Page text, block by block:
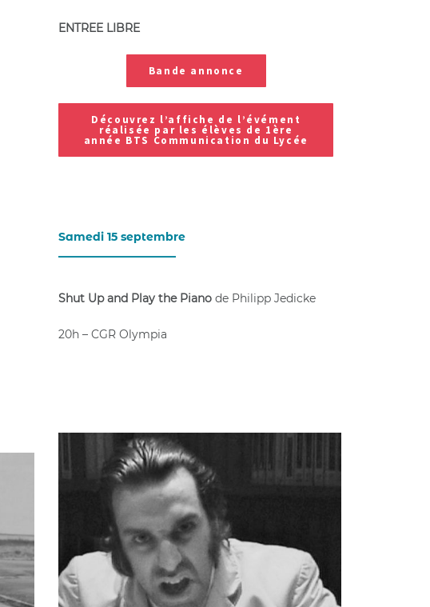
ENTREE LIBRE
Bande annonce
Découvrez l’affiche de l’évément
réalisée par les élèves de 1ère
année BTS Communication du Lycée
Samedi 15 septembre
_____________________
Shut Up and Play the Pianode Philipp Jedicke
20h – CGR Olympia